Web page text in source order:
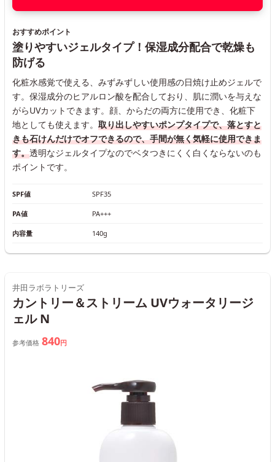
おすすめポイント
塗りやすいジェルタイプ！保湿成分配合で乾燥も
防げる
化粧水感覚で使える、みずみずしい使用感の日焼け止めジェルで
す。保湿成分のヒアルロン酸を配合しており、肌に潤いを与えな
がらUVカットできます。顔、からだの両方に使用でき、化粧下
地としても使えます。 取り出しやすいポンプタイプで、落とすと
きも石けんだけでオフできるので、手間が無く気軽に使用できま
す。透明なジェルタイプなのでベタつきにくく白くならないのも
ポイントです。
SPF値 SPF35
PA値 PA+++
内容量 140g
井田ラボラトリーズ
カントリー＆ストリーム UVウォータリージ
ェル N
参考価格 840円